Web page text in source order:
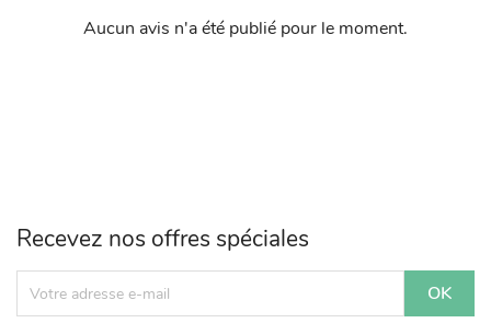
Aucun avis n'a été publié pour le moment.
Recevez nos offres spéciales